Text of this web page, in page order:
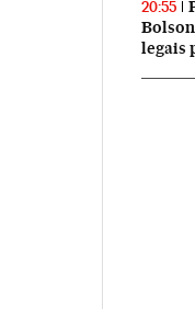
20:55
legais